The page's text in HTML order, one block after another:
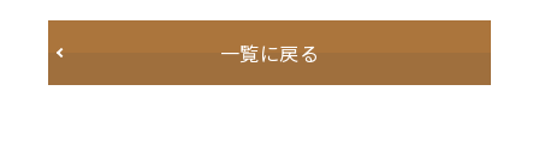
一覧に戻る